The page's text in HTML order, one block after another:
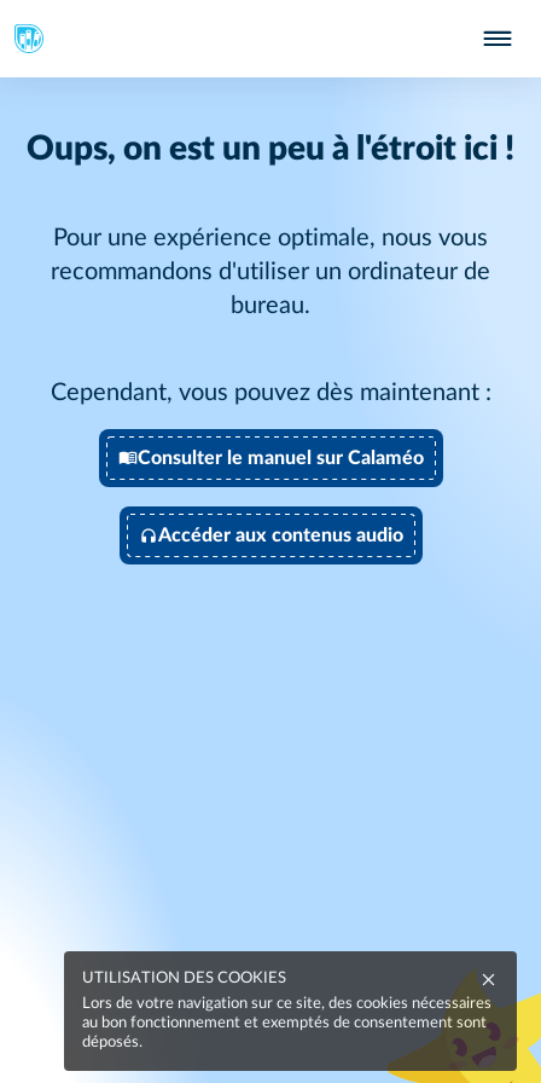
Oups, on est un peu à l'étroit ici !
Pour une expérience optimale, nous vous
recommandons d'utiliser un ordinateur de
bureau.
Cependant, vous pouvez dès maintenant :
Consulter le manuel sur Calaméo
Accéder aux contenus audio
UTILISATION DES COOKIES
Lors de votre navigation sur ce site, des cookies nécessaires
au bon fonctionnement et exemptés de consentement sont
déposés.